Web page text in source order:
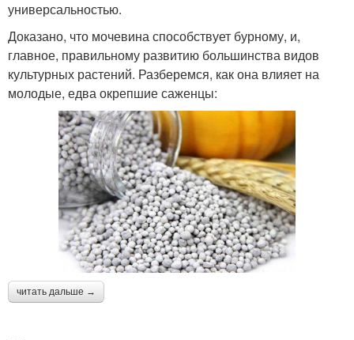
универсальностью.
Доказано, что мочевина способствует бурному, и,
главное, правильному развитию большинства видов
культурных растений. Разберемся, как она влияет на
молодые, едва окрепшие саженцы:
читать дальше →